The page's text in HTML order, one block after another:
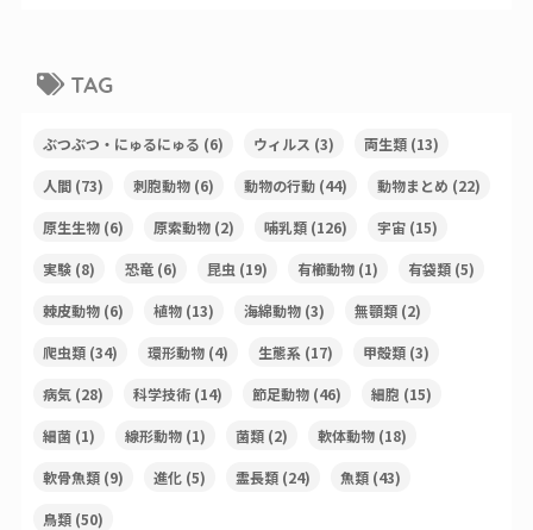
TAG
ぶつぶつ・にゅるにゅる (6) ウィルス (3) 両生類(13)
人間(73) 刺胞動物(6) 動物の行動(44) 動物まとめ (22)
原生生物(6) 原索動物(2) 哺乳類(126) 宇宙(15)
実験(8) 恐竜(6) 昆虫 (19) 有櫛動物(1) 有袋類(5)
棘皮動物(6) 植物(13) 海綿動物(3) 無顎類(2)
爬虫類(34) 環形動物(4) 生態系(17) 甲殻類(3)
病気(28) 科学技術(14) 節足動物(46) 細胞 (15)
細菌(1) 線形動物(1) 菌類(2) 軟体動物(18)
軟骨魚類(9) 進化(5) 霊長類(24) 魚類(43)
鳥類(50)